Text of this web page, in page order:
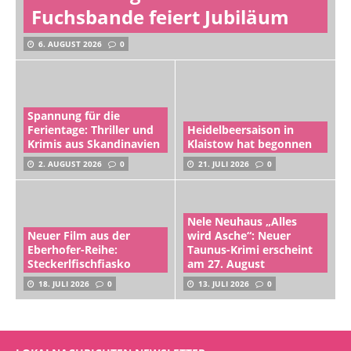
Fuchsbande feiert Jubiläum
6. AUGUST 2026 0
Spannung für die
Ferientage: Thriller und
Krimis aus Skandinavien
2. AUGUST 2026 0
Heidelbeersaison in
Klaistow hat begonnen
21. JULI 2026 0
Neuer Film aus der
Eberhofer-Reihe:
Steckerlfischfiasko
18. JULI 2026 0
Nele Neuhaus „Alles
wird Asche“: Neuer
Taunus-Krimi erscheint
am 27. August
13. JULI 2026 0